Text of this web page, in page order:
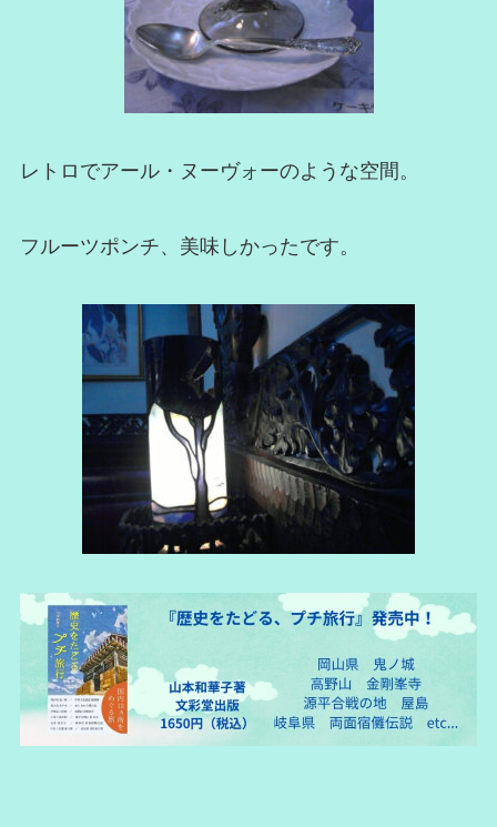
レトロでアール・ヌーヴォーのような空間。
フルーツポンチ、美味しかったです。